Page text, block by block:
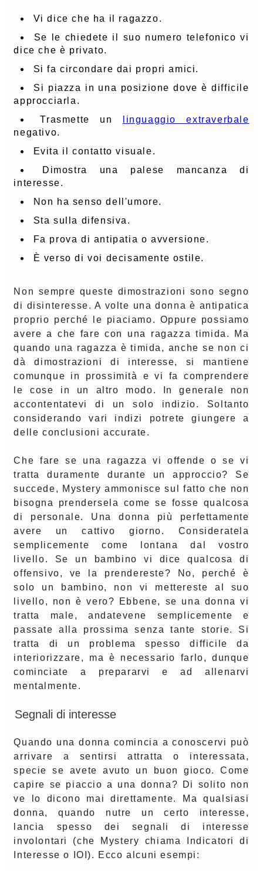
Vi dice che ha il ragazzo.
Se le chiedete il suo numero telefonico vi
dice che è privato.
Si fa circondare dai propri amici.
Si piazza in una posizione dove è difficile
approcciarla.
Trasmette un
linguaggio extraverbale
negativo.
Evita il contatto visuale.
Dimostra una palese mancanza di
interesse.
Non ha senso dell'umore.
Sta sulla difensiva.
Fa prova di antipatia o avversione.
È verso di voi decisamente ostile.
Non sempre queste dimostrazioni sono segno
di disinteresse. A volte una donna è antipatica
proprio perché le piaciamo. Oppure possiamo
avere a che fare con una ragazza timida. Ma
quando una ragazza è timida, anche se non ci
dà dimostrazioni di interesse, si mantiene
comunque in prossimità e vi fa comprendere
le cose in un altro modo. In generale non
accontentatevi di un solo indizio. Soltanto
considerando vari indizi potrete giungere a
delle conclusioni accurate.
Che fare se una ragazza vi offende o se vi
tratta duramente durante un approccio? Se
succede, Mystery ammonisce sul fatto che non
bisogna prendersela come se fosse qualcosa
di personale. Una donna più perfettamente
avere un cattivo giorno. Consideratela
semplicemente come lontana dal vostro
livello. Se un bambino vi dice qualcosa di
offensivo, ve la prendereste? No, perché è
solo un bambino, non vi mettereste al suo
livello, non è vero? Ebbene, se una donna vi
tratta male, andatevene semplicemente e
passate alla prossima senza tante storie. Si
tratta di un problema spesso difficile da
interiorizzare, ma è necessario farlo, dunque
cominciate a prepararvi e ad allenarvi
mentalmente.
Segnali di interesse
Quando una donna comincia a conoscervi può
arrivare a sentirsi attratta o interessata,
specie se avete avuto un buon gioco. Come
capire se piaccio a una donna? Di solito non
ve lo dicono mai direttamente. Ma qualsiasi
donna, quando nutre un certo interesse,
lancia spesso dei segnali di interesse
involontari (che Mystery chiama Indicatori di
Interesse o IOI). Ecco alcuni esempi: